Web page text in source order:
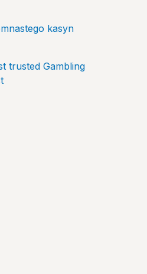
kasyn
trusted Gambling